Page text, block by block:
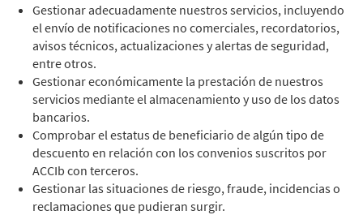
Gestionar adecuadamente nuestros servicios, incluyendo
el envío de notificaciones no comerciales, recordatorios,
avisos técnicos, actualizaciones y alertas de seguridad,
entre otros.
Gestionar económicamente la prestación de nuestros
servicios mediante el almacenamiento y uso de los datos
bancarios.
Comprobar el estatus de beneficiario de algún tipo de
descuento en relación con los convenios suscritos por
ACCIb con terceros.
Gestionar las situaciones de riesgo, fraude, incidencias o
reclamaciones que pudieran surgir.